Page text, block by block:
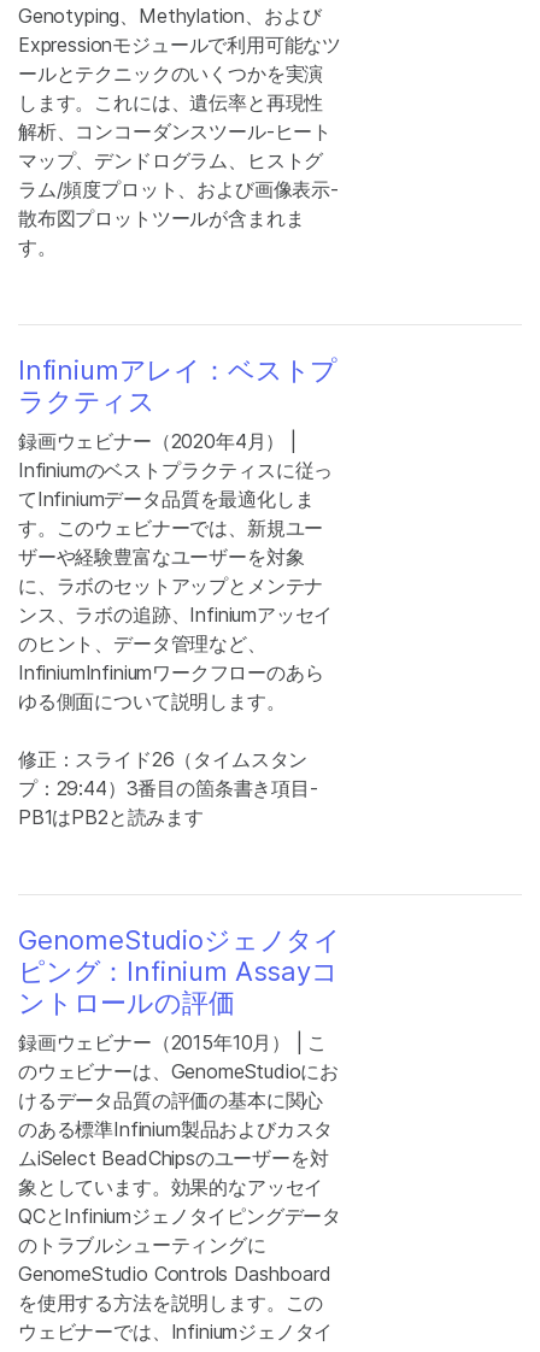
Genotyping、Methylation、および
Expressionモジュールで利用可能なツ
ールとテクニックのいくつかを実演
します。これには、遺伝率と再現性
解析、コンコーダンスツール-ヒート
マップ、デンドログラム、ヒストグ
ラム/頻度プロット、および画像表示-
散布図プロットツールが含まれま
す。
Infiniumアレイ：ベストプ
ラクティス
録画ウェビナー（2020年4月） |
Infiniumのベストプラクティスに従っ
てInfiniumデータ品質を最適化しま
す。このウェビナーでは、新規ユー
ザーや経験豊富なユーザーを対象
に、ラボのセットアップとメンテナ
ンス、ラボの追跡、Infiniumアッセイ
のヒント、データ管理など、
InfiniumInfiniumワークフローのあら
ゆる側面について説明します。
修正：スライド26（タイムスタン
プ：29:44）3番目の箇条書き項目-
PB1はPB2と読みます
GenomeStudioジェノタイ
ピング：Infinium Assayコ
ントロールの評価
録画ウェビナー（2015年10月） | こ
のウェビナーは、GenomeStudioにお
けるデータ品質の評価の基本に関心
のある標準Infinium製品およびカスタ
ムiSelect BeadChipsのユーザーを対
象としています。効果的なアッセイ
QCとInfiniumジェノタイピングデータ
のトラブルシューティングに
GenomeStudio Controls Dashboard
を使用する方法を説明します。この
ウェビナーでは、Infiniumジェノタイ